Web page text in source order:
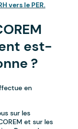
vers le PER.
est-
?
en
sur les
et sur les